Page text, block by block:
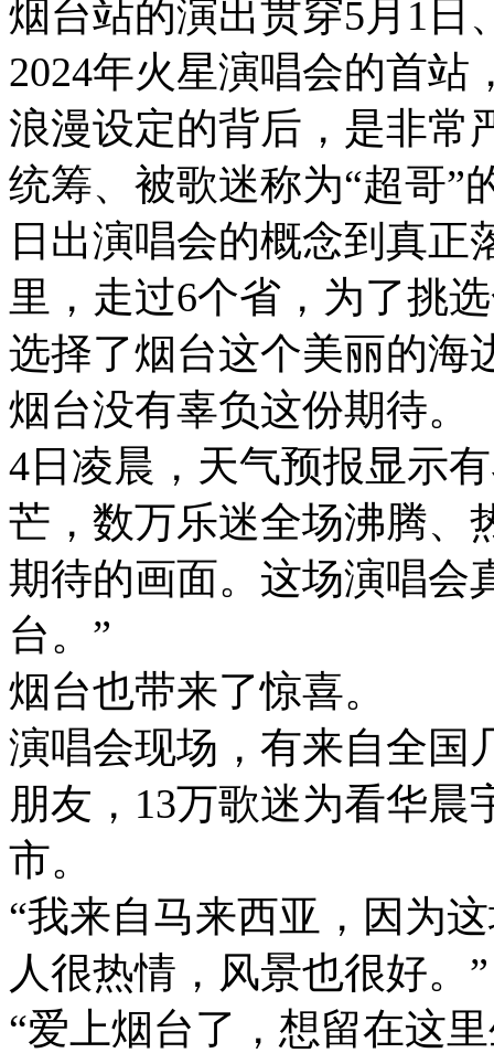
烟台站的演出贯穿5月1日
2024年火星演唱会的首
浪漫设定的背后，是非常
统筹、被歌迷称为“超哥”
日出演唱会的概念到真正
里，走过6个省，为了挑
选择了烟台这个美丽的海
烟台没有辜负这份期待。
4日凌晨，天气预报显示
芒，数万乐迷全场沸腾、
期待的画面。这场演唱会
台。”
烟台也带来了惊喜。
演唱会现场，有来自全国
朋友，13万歌迷为看华
市。
“我来自马来西亚，因为
人很热情，风景也很好。”
“爱上烟台了，想留在这